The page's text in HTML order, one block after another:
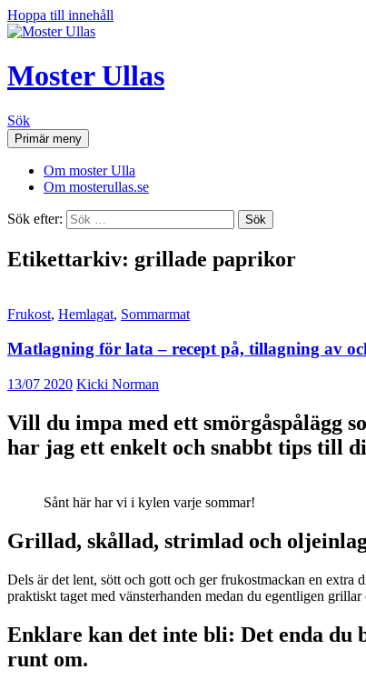
Hoppa till innehåll
Moster Ullas
Sök
Primär meny
Om moster Ulla
Om mosterullas.se
Sök efter:
Etikettarkiv: grillade paprikor
Frukost, Hemlagat, Sommarmat
Matlagning för lata – recept på, tillagning av
13/07 2020 Kicki Norman
Vill du impa med ett smörgåspålägg
har jag ett enkelt och snabbt tips till
Sånt här har vi i kylen varje sommar!
Grillad, skållad, strimlad och
Dels är det lent, sött och gott och ger frukostmackan en
praktiskt taget med vänsterhanden medan du egentligen
Enklare kan det inte bli: Det enda
runt om.